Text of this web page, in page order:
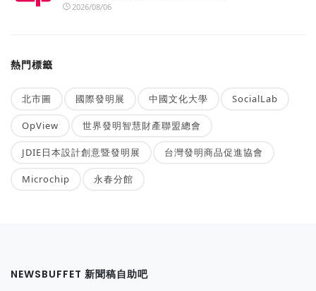
2026/08/06
熱門標籤
北市圖 國際發明展 中國文化大學 SocialLab
OpView 世界發明智慧財產聯盟總會
JDIE日本設計創意暨發明展 台灣發明商品促進協會
Microchip 永春分館
NEWSBUFFET 新聞稿自助吧